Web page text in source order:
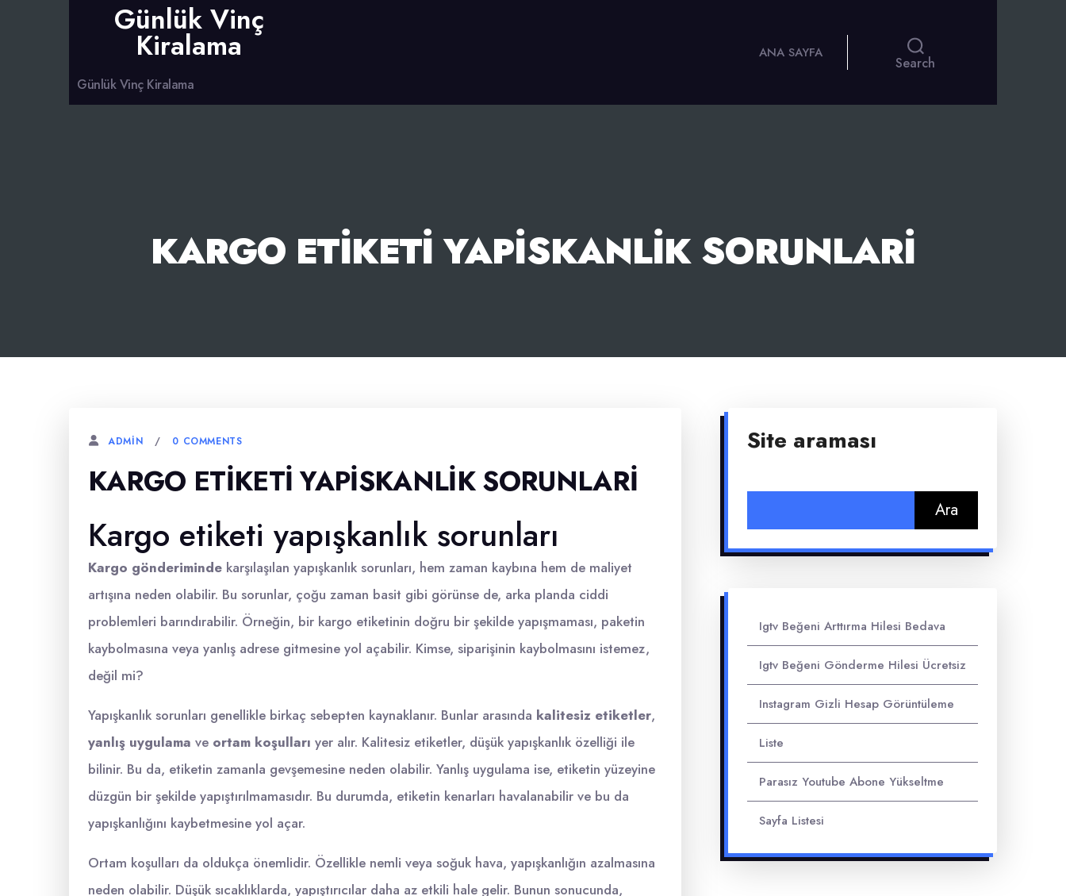
Günlük Vinç
Kiralama
Günlük Vinç Kiralama
ANA SAYFA
Search
KARGO ETIKETI YAPISKANLIK SORUNLARI
ADMIN 0 COMMENTS
KARGO ETIKETI YAPISKANLIK SORUNLARI
Kargo etiketi yapışkanlık sorunları
Kargo gönderiminde karşılaşılan yapışkanlık sorunları, hem zaman kaybına hem de maliyet
artışına neden olabilir. Bu sorunlar, çoğu zaman basit gibi görünse de, arka planda ciddi
problemleri barındırabilir. Örneğin, bir kargo etiketinin doğru bir şekilde yapışmaması, paketin
kaybolmasına veya yanlış adrese gitmesine yol açabilir. Kimse, siparişinin kaybolmasını istemez,
değil mi?
Yapışkanlık sorunları genellikle birkaç sebepten kaynaklanır. Bunlar arasında kalitesiz etiketler,
yanlış uygulama ve ortam koşulları yer alır. Kalitesiz etiketler, düşük yapışkanlık özelliği ile
bilinir. Bu da, etiketin zamanla gevşemesine neden olabilir. Yanlış uygulama ise, etiketin yüzeyine
düzgün bir şekilde yapıştırılmamasıdır. Bu durumda, etiketin kenarları havalanabilir ve bu da
yapışkanlığını kaybetmesine yol açar.
Ortam koşulları da oldukça önemlidir. Özellikle nemli veya soğuk hava, yapışkanlığın azalmasına
neden olabilir. Düşük sıcaklıklarda, yapıştırıcılar daha az etkili hale gelir. Bunun sonucunda,
Site araması
Igtv Beğeni Arttırma Hilesi Bedava
Igtv Beğeni Gönderme Hilesi Ücretsiz
Instagram Gizli Hesap Görüntüleme
Liste
Parasız Youtube Abone Yükseltme
Sayfa Listesi